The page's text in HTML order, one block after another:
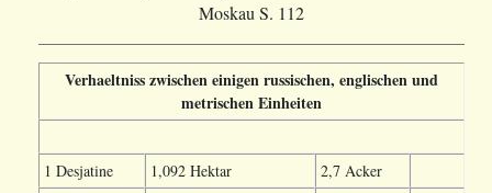
Moskau S. 112
Verhaeltniss zwischen einigen russischen, englischen und
metrischen Einheiten
1 Desjatine 1,092 Hektar
2,7 Acker